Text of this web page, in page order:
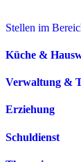
Stellen im
Küche &
Verwaltung &
Erziehung
Schuldienst